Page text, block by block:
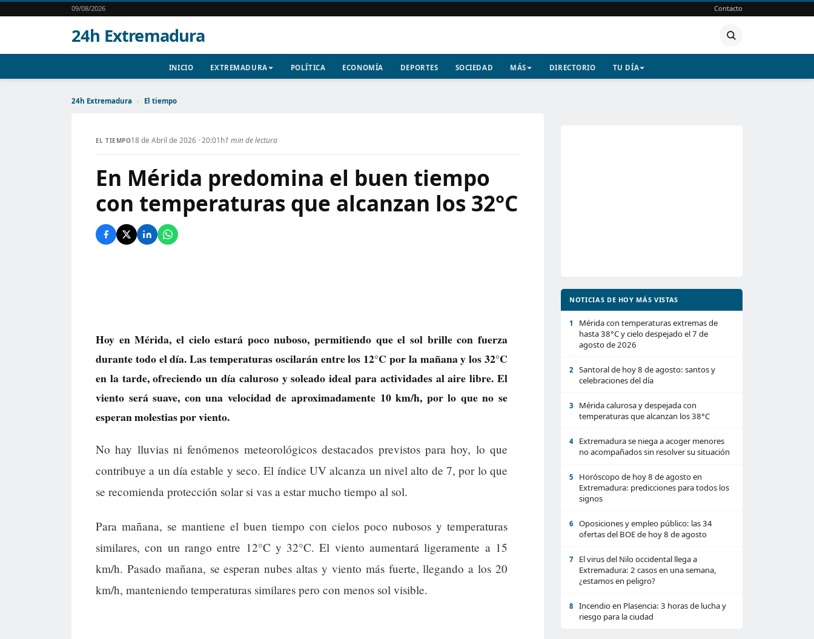
09/08/2026 Contacto
24h Extremadura
INICIO EXTREMADURA POLÍTICA ECONOMÍA DEPORTES SOCIEDAD MÁS DIRECTORIO TU DÍA
24h Extremadura › El tiempo
EL TIEMPO18 de Abril de 2026 · 20:01h1 min de lectura
En Mérida predomina el buen tiempo
con temperaturas que alcanzan los 32°C
Hoy en Mérida, el cielo estará poco nuboso, permitiendo que el sol brille con fuerza
durante todo el día. Las temperaturas oscilarán entre los 12°C por la mañana y los 32°C
en la tarde, ofreciendo un día caluroso y soleado ideal para actividades al aire libre. El
viento será suave, con una velocidad de aproximadamente 10 km/h, por lo que no se
esperan molestias por viento.
No hay lluvias ni fenómenos meteorológicos destacados previstos para hoy, lo que
contribuye a un día estable y seco. El índice UV alcanza un nivel alto de 7, por lo que
se recomienda protección solar si vas a estar mucho tiempo al sol.
Para mañana, se mantiene el buen tiempo con cielos poco nubosos y temperaturas
similares, con un rango entre 12°C y 32°C. El viento aumentará ligeramente a 15
km/h. Pasado mañana, se esperan nubes altas y viento más fuerte, llegando a los 20
km/h, manteniendo temperaturas similares pero con menos sol visible.
NOTICIAS DE HOY MÁS VISTAS
1
Mérida con temperaturas extremas de
hasta 38°C y cielo despejado el 7 de
agosto de 2026
2
Santoral de hoy 8 de agosto: santos y
celebraciones del día
3
Mérida calurosa y despejada con
temperaturas que alcanzan los 38°C
4
Extremadura se niega a acoger menores
no acompañados sin resolver su situación
5
Horóscopo de hoy 8 de agosto en
Extremadura: predicciones para todos los
signos
6
Oposiciones y empleo público: las 34
ofertas del BOE de hoy 8 de agosto
7
El virus del Nilo occidental llega a
Extremadura: 2 casos en una semana,
¿estamos en peligro?
8
Incendio en Plasencia: 3 horas de lucha y
riesgo para la ciudad